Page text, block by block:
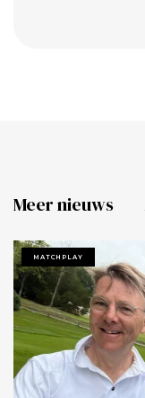
Meer nieuws
MATCHPLAY